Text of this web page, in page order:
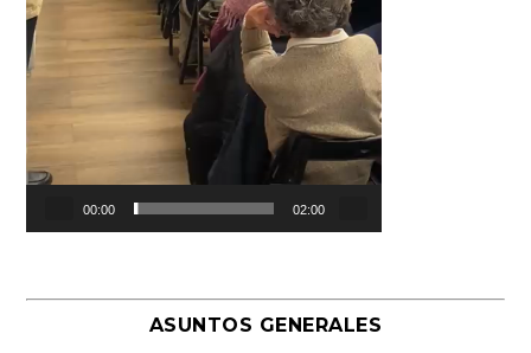
00:00 02:00
ASUNTOS GENERALES